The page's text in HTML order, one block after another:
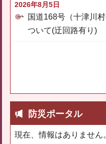
2026年8月5日
国道168号（十津川
ついて(迂回路有り)
防災ポータル
現在、情報はありません